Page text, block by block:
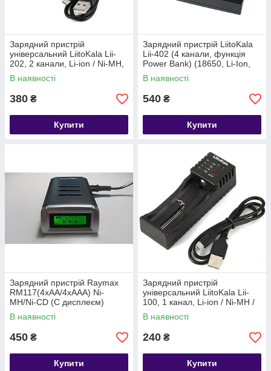
Зарядний пристрій
універсальний LiitoKala Lii-
202, 2 канали, Li-ion / Ni-MH,
USB
В наявності
380 ₴
Купити
Зарядний пристрій LiitoKala
Lii-402 (4 канали, функція
Power Bank) (18650, Li-Ion,
USB)
В наявності
540 ₴
Купити
Зарядний пристрій Raymax
RM117(4xAA/4xAAA) Ni-
MH/Ni-CD (C дисплеєм)
В наявності
450 ₴
Купити
Зарядний пристрій
універсальний LiitoKala Lii-
100, 1 канал, Li-ion / Ni-MH /
Ni-Cd, USB
В наявності
240 ₴
Купити